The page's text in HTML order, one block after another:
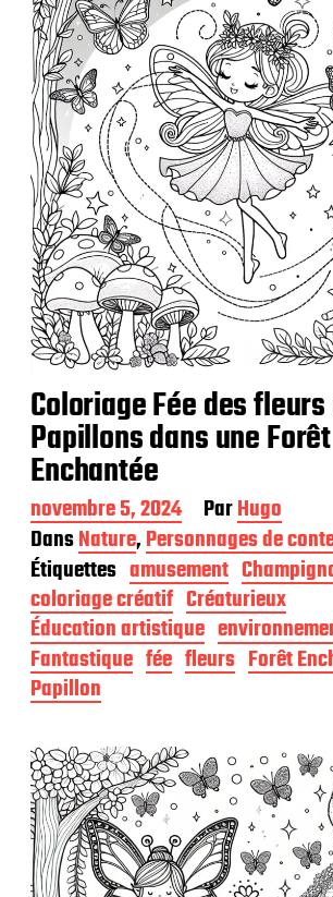
t
i
o
n
Coloriage Fée des
Papillons dans une Forêt
Enchantée
D
a
t
e
d
e
p
u
b
l
c
a
t
i
o
n
novembre 5, 2024 ParHugo
DansNature,Personnages de
Étiquettes amusement
coloriage créatif Créaturieux
Éducation artistique
Fantastique fée fleurs Forêt
Papillon